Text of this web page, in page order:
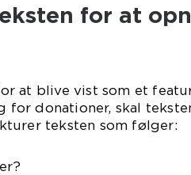
for at
at blive vist som et
for donationer, skal
teksten som følger: